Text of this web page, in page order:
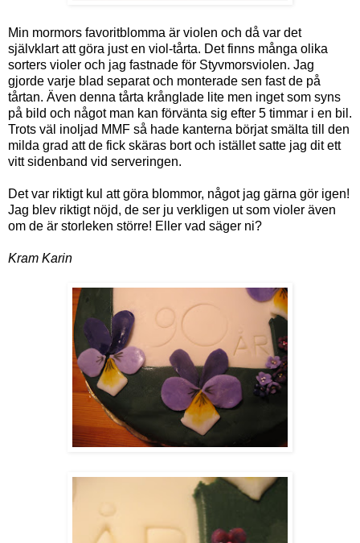
Min mormors favoritblomma är violen och då var det
självklart att göra just en viol-tårta. Det finns många olika
sorters violer och jag fastnade för Styvmorsviolen. Jag
gjorde varje blad separat och monterade sen fast de på
tårtan. Även denna tårta krånglade lite men inget som syns
på bild och något man kan förvänta sig efter 5 timmar i en bil.
Trots väl inoljad MMF så hade kanterna börjat smälta till den
milda grad att de fick skäras bort och istället satte jag dit ett
vitt sidenband vid serveringen.
Det var riktigt kul att göra blommor, något jag gärna gör igen!
Jag blev riktigt nöjd, de ser ju verkligen ut som violer även
om de är storleken större! Eller vad säger ni?
Kram Karin